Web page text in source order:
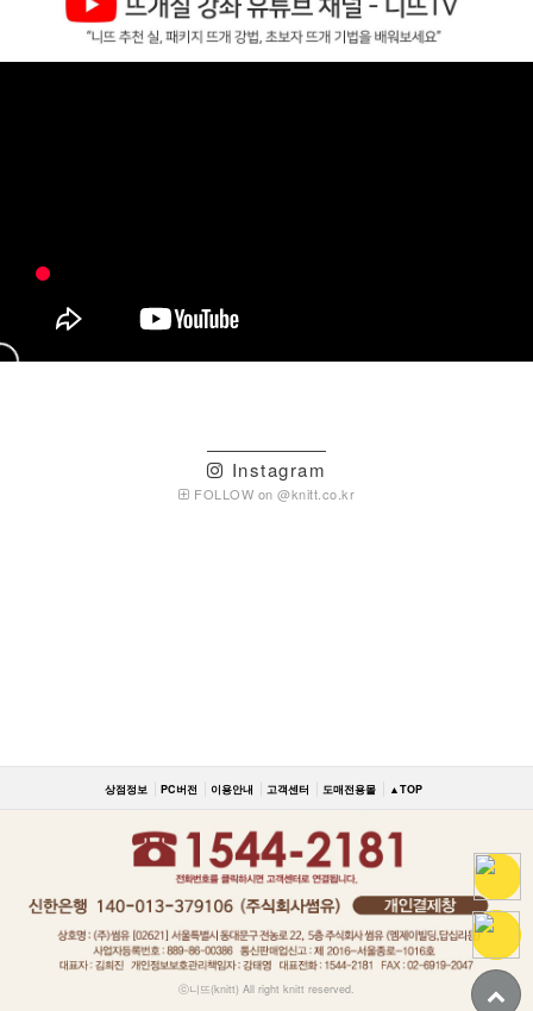
Instagram
FOLLOW on @knitt.co.kr
상점정보 PC버전 이용안내 고객센터 도매전용몰 ▲TOP
ⓒ니뜨(knitt) All right knitt reserved.